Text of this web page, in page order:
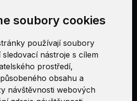
soubory cookies
používají soubory
sledovací nástroje s cílem
prostředí,
obsahu a
návštěvnosti webových
cookies